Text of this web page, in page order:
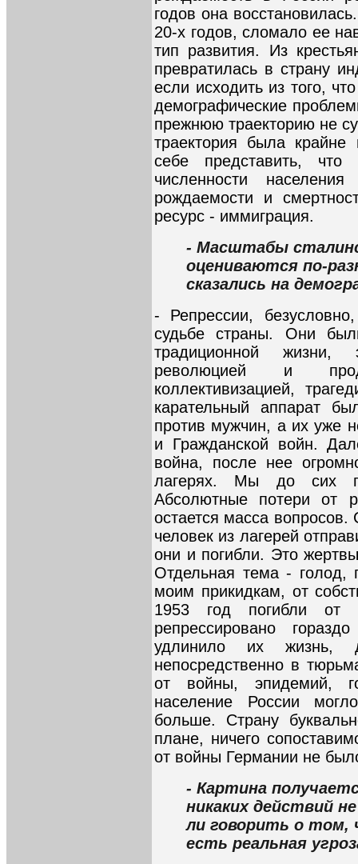
годов она
20-х годов, сломало ее
тип развития. Из
превратилась в страну
если исходить из того,
демографические
прежнюю траекторию не
траектория была крайне
себе представить, что
численности
рождаемости и
ресурс - иммиграция.
- Масштабы
оцениваются по-
сказались на
- Репрессии,
судьбе страны. Они
традиционной
революцией и
коллективизацией,
карательный аппарат
против мужчин, а их уже
и Гражданской войн.
война, после нее
лагерях. Мы до сих
Абсолютные потери от
остается масса
человек из лагерей
они и погибли. Это
Отдельная тема -
моим прикидкам, от
1953 год погибли
репрессировано
удлинило их
непосредственно в
от войны, эпидемий,
население России
больше. Страну
плане, ничего
от войны Германии не
- Картина
никаких действий
ли говорить о том,
есть реальная